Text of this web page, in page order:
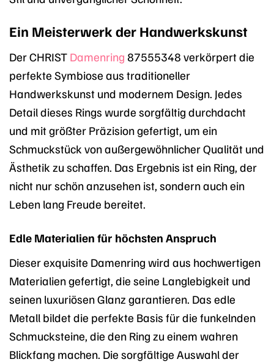
Ein Meisterwerk der Handwerkskunst
Der CHRIST Damenring 87555348 verkörpert die
perfekte Symbiose aus traditioneller
Handwerkskunst und modernem Design. Jedes
Detail dieses Rings wurde sorgfältig durchdacht
und mit größter Präzision gefertigt, um ein
Schmuckstück von außergewöhnlicher Qualität und
Ästhetik zu schaffen. Das Ergebnis ist ein Ring, der
nicht nur schön anzusehen ist, sondern auch ein
Leben lang Freude bereitet.
Edle Materialien für höchsten Anspruch
Dieser exquisite Damenring wird aus hochwertigen
Materialien gefertigt, die seine Langlebigkeit und
seinen luxuriösen Glanz garantieren. Das edle
Metall bildet die perfekte Basis für die funkelnden
Schmucksteine, die den Ring zu einem wahren
Blickfang machen. Die sorgfältige Auswahl der